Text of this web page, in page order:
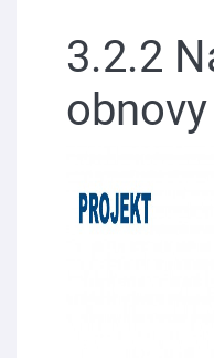
3.2.2
obnovy